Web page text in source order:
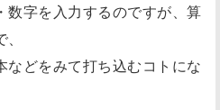
数字を入力するのですが、算
などをみて打ち込むコトにな